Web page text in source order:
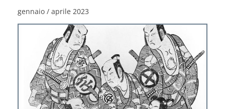
gennaio / aprile 2023